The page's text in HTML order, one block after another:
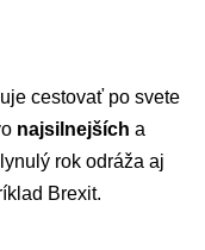
cestovať po svete
najsilnejších a
rok odráža aj
Brexit.